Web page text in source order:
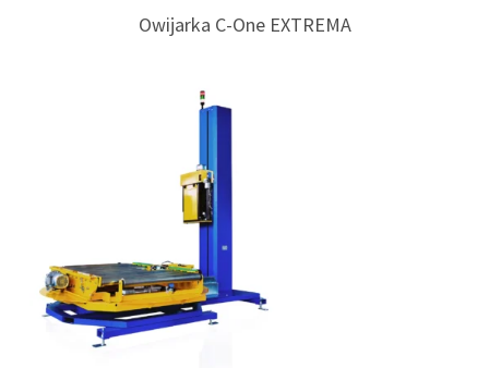
Owijarka C-One EXTREMA